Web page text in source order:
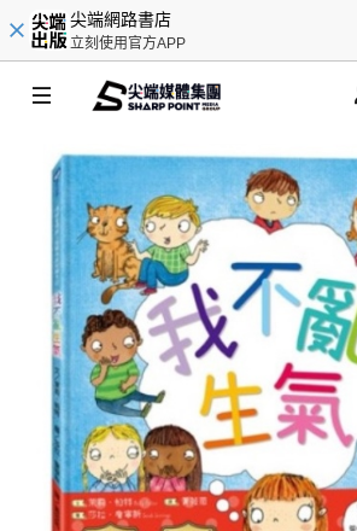
尖端網路書店
立刻使用官方APP